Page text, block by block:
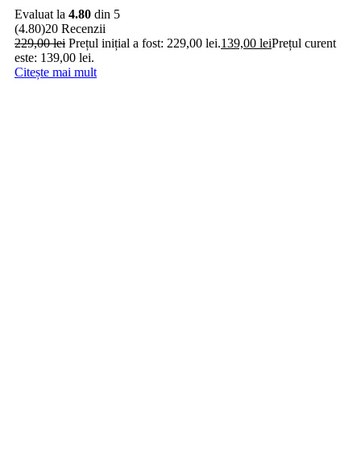
Evaluat la 4.80 din 5
(4.80)20 Recenzii
229,00lei Prețul inițial a fost: 229,00 lei.139,00 leiPrețul curent
este: 139,00 lei.
Citește mai mult